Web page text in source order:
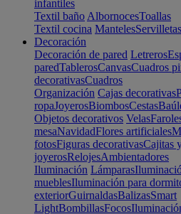
infantiles
Textil baño AlbornocesToallas
Textil cocina MantelesServilletas
Decoración
Decoración de pared Letreros
paredTablerosCanvasCuadros
decorativasCuadros
Organización Cajas decorativas
ropaJoyerosBiombosCestas
Objetos decorativos Velas
mesaNavidadFlores artificiales
fotosFiguras decorativasCajitas
joyerosRelojesAmbientadores
Iluminación Lámparas
mueblesIluminación para
exteriorGuirnaldasBalizasSmart
LightBombillasFocos